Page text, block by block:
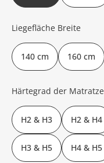
Liegefläche Breite
140 cm 160 cm
Härtegrad der
H2 & H3 H2 & H4
H3 & H5 H4 & H5